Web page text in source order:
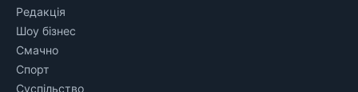
Редакція
Шоу бізнес
Смачно
Спорт
Суспільство